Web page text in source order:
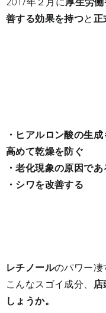
善する効果を持つと 正
・ヒアルロン酸の生
高めて乾燥を防ぐ
・老化現象の原因で
・シワを改善する
レチノールのパワー凄
こんなスゴイ成分、
しょうか。